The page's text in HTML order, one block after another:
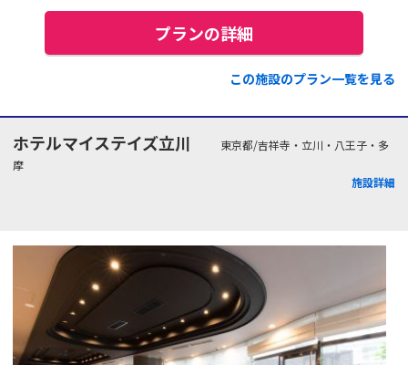
プランの詳細
この施設のプラン一覧を見る
ホテルマイステイズ立川
東京都/吉祥寺・立川・八王子・多
摩
施設詳細